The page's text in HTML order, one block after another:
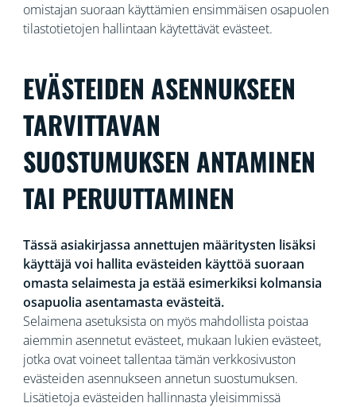
omistajan suoraan käyttämien ensimmäisen osapuolen
tilastotietojen hallintaan käytettävät evästeet.
EVÄSTEIDEN ASENNUKSEEN
TARVITTAVAN
SUOSTUMUKSEN ANTAMINEN
TAI PERUUTTAMINEN
Tässä asiakirjassa annettujen määritysten lisäksi
käyttäjä voi hallita evästeiden käyttöä suoraan
omasta selaimesta ja estää esimerkiksi kolmansia
osapuolia asentamasta evästeitä.
Selaimena asetuksista on myös mahdollista poistaa
aiemmin asennetut evästeet, mukaan lukien evästeet,
jotka ovat voineet tallentaa tämän verkkosivuston
evästeiden asennukseen annetun suostumuksen.
Lisätietoja evästeiden hallinnasta yleisimmissä